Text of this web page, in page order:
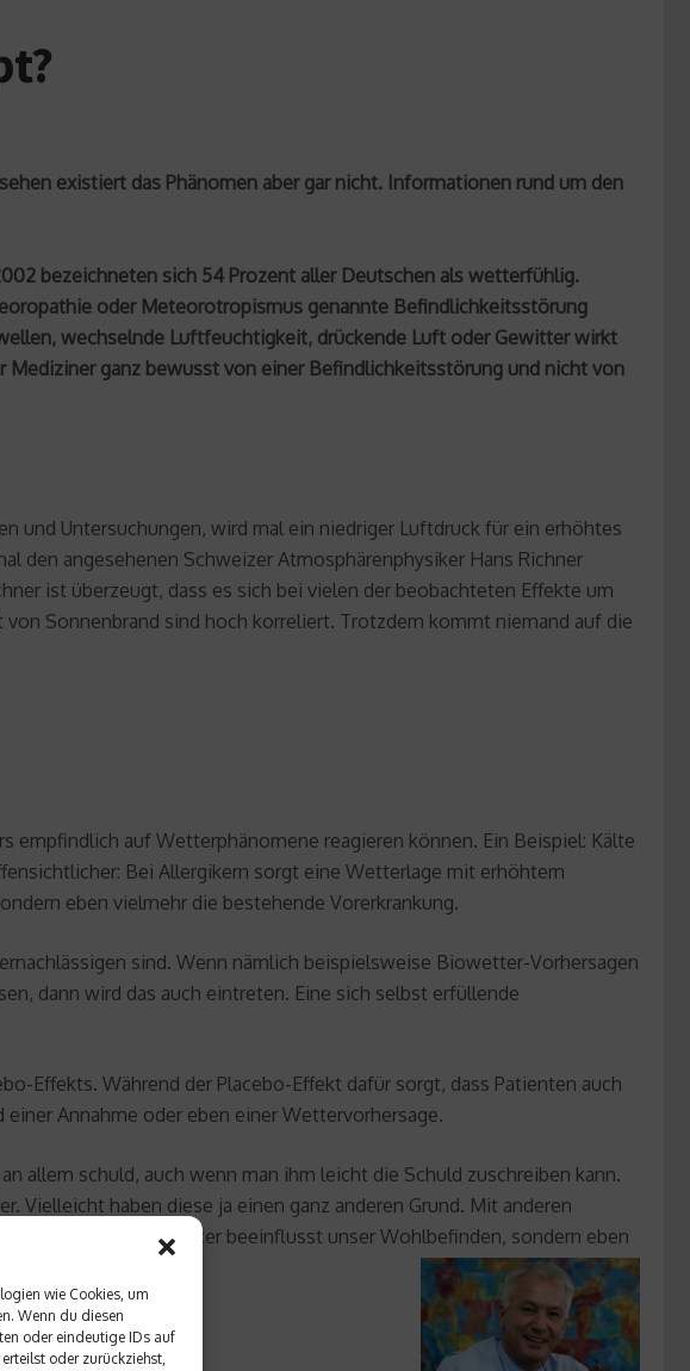
wie Cookies, um
Wenn du diesen
oder eindeutige IDs auf
oder zurückziehst,
existiert das Phänomen aber gar nicht. Informationen rund um den
bezeichneten sich 54 Prozent aller Deutschen als wetterfühlig.
oder Meteorotropismus genannte Befindlichkeitsstörung
wechselnde Luftfeuchtigkeit, drückende Luft oder Gewitter wirkt
ganz bewusst von einer Befindlichkeitsstörung und nicht von
und Untersuchungen, wird mal ein niedriger Luftdruck für ein erhöhtes
den angesehenen Schweizer Atmosphärenphysiker Hans Richner
ist überzeugt, dass es sich bei vielen der beobachteten Effekte um
Sonnenbrand sind hoch korreliert. Trotzdem kommt niemand auf die
empfindlich auf Wetterphänomene reagieren können. Ein Beispiel: Kälte
Bei Allergikern sorgt eine Wetterlage mit erhöhtem
eben vielmehr die bestehende Vorerkrankung.
sind. Wenn nämlich beispielsweise Biowetter-Vorhersagen
dann wird das auch eintreten. Eine sich selbst erfüllende
Effekts. Während der Placebo-Effekt dafür sorgt, dass Patienten auch
Annahme oder eben einer Wettervorhersage.
allem schuld, auch wenn man ihm leicht die Schuld zuschreiben kann.
Vielleicht haben diese ja einen ganz anderen Grund. Mit anderen
aus. Nicht das Wetter beeinflusst unser Wohlbefinden, sondern eben